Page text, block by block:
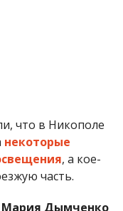
часть.
Мария Дымченко